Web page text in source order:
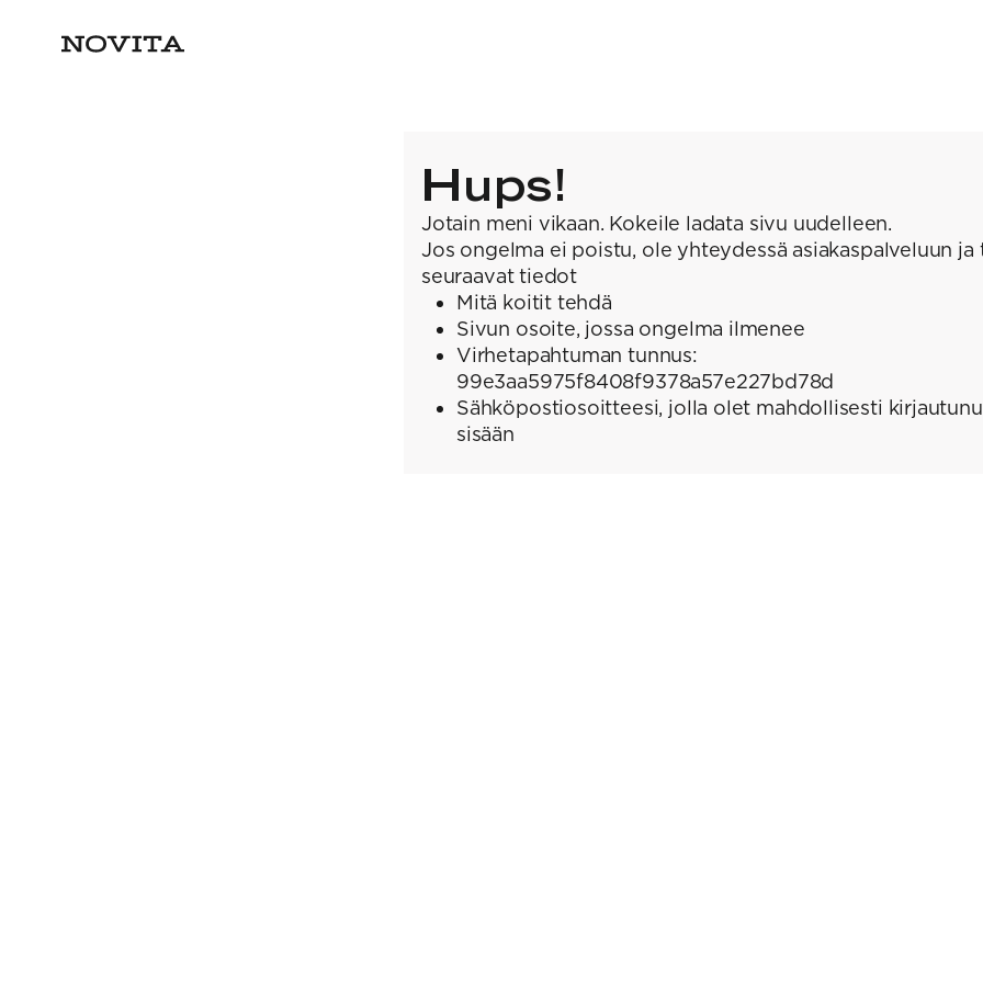
Hups!
Jotain meni vikaan. Kokeile ladata sivu uudelleen.
Jos ongelma ei poistu, ole yhteydessä asiakaspalveluun ja
seuraavat tiedot
Mitä koitit tehdä
Sivun osoite, jossa ongelma ilmenee
Virhetapahtuman tunnus:
99e3aa5975f8408f9378a57e227bd78d
Sähköpostiosoitteesi, jolla olet mahdollisesti
sisään